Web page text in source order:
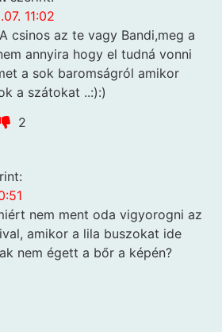
11:02
csinos az te vagy Bandi,meg a
annyira hogy el tudná vonni
a sok baromságról amikor
a szátokat ..:):)
2
nem ment oda vigyorogni az
amikor a lila buszokat ide
nem égett a bőr a képén?